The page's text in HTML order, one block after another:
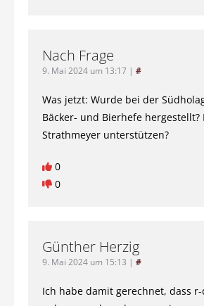
Nach Frage
9. Mai 2024 um 13:17 | #
Was jetzt: Wurde bei der
Bäcker- und Bierhefe
Strathmeyer unterstützen?
0
0
Günther Herzig
9. Mai 2024 um 15:13 | #
Ich habe damit gerechnet, dass